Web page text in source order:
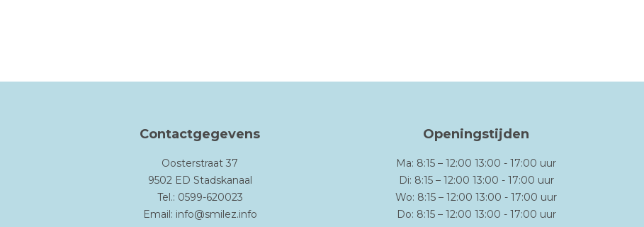
Contactgegevens
Oosterstraat 37
9502 ED Stadskanaal
Tel.: 0599-620023
Email: info@smilez.info
Openingstijden
Ma: 8:15 – 12:00 13:00 - 17:00 uur
Di: 8:15 – 12:00 13:00 - 17:00 uur
Wo: 8:15 – 12:00 13:00 - 17:00 uur
Do: 8:15 – 12:00 13:00 - 17:00 uur